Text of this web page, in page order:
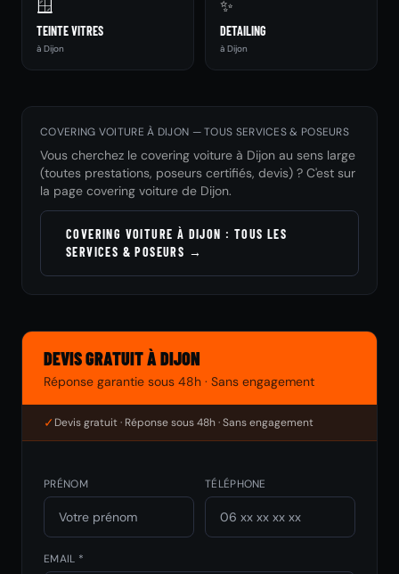
🪟
TEINTE VITRES
à Dijon
✨
DETAILING
à Dijon
COVERING VOITURE À DIJON — TOUS SERVICES & POSEURS
Vous cherchez le covering voiture à Dijon au sens large
(toutes prestations, poseurs certifiés, devis) ? C'est sur
la page covering voiture de Dijon.
COVERING VOITURE À DIJON : TOUS LES
SERVICES & POSEURS →
DEVIS GRATUIT À DIJON
Réponse garantie sous 48h · Sans engagement
✓Devis gratuit · Réponse sous 48h · Sans engagement
PRÉNOM TÉLÉPHONE
EMAIL *